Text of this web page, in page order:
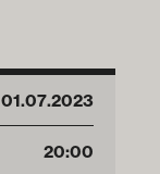
01.07.2023
20:00